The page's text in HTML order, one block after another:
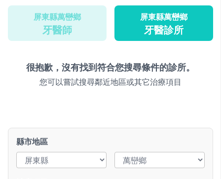
屏東縣萬巒鄉
牙醫師
屏東縣萬巒鄉
牙醫診所
很抱歉，沒有找到符合您搜尋條件的診所。
您可以嘗試搜尋鄰近地區或其它治療項目
縣市地區